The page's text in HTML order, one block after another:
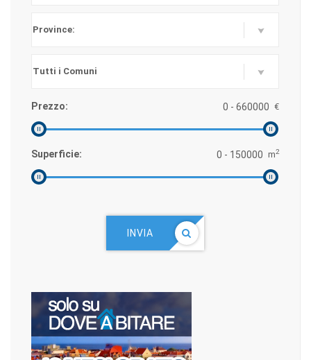
Prezzo: €
Superficie: m2
INVIA